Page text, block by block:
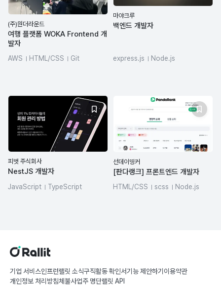
(주)원더라운드
여행 플랫폼 WOKA Frontend 개
발자
AWS HTML/CSS
Git
마야크루
백엔드 개발자
express.js
Node.js
피벗 주식회사
NestJS 개발자
JavaScript
TypeScript
선데이띵커
[판다랭크] 프론트엔드 개발자
HTML/CSS scss
Node.js
기업 서비스인프런랠릿 소식구직활동 확인서기능 제안하기 이용약관
개인정보 처리방침체불사업주 명단랠릿 API